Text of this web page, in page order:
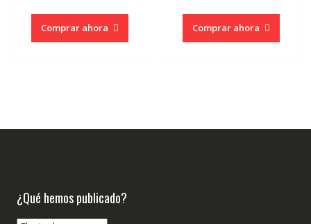
original
era:
actual
es:
Comprar ahora
original
era:
actual
es:
Comprar ahora
¿Qué hemos publicado?